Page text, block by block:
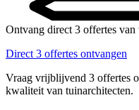
Ontvang direct 3 offertes
Direct 3 offertes ontvangen
Vraag vrijblijvend 3 offertes
kwaliteit van tuinarchitecten.